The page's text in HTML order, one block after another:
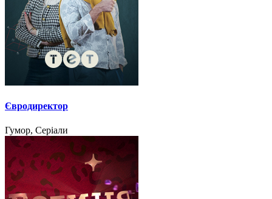
Євродиректор
Гумор, Серіали